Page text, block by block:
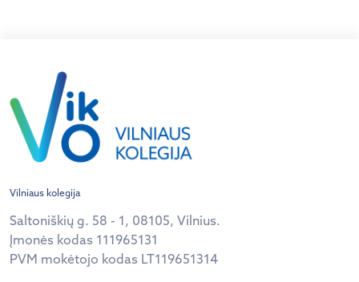
Vilniaus kolegija
Saltoniškių g. 58 - 1, 08105, Vilnius.
Įmonės kodas 111965131
PVM mokėtojo kodas LT119651314